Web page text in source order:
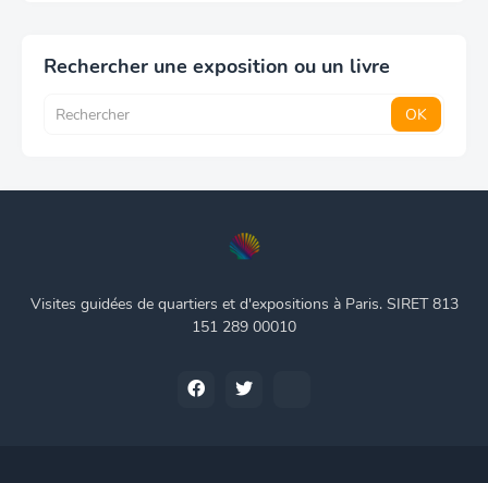
Rechercher une exposition ou un livre
Visites guidées de quartiers et d'expositions à Paris. SIRET 813
151 289 00010